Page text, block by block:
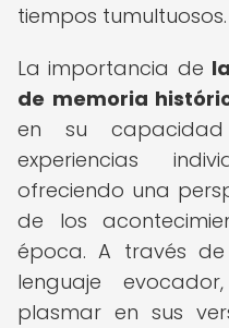
tiempos tumultuosos.
La importancia de
de memoria
en su
experiencias
ofreciendo una
de los
época. A través
lenguaje
plasmar en sus